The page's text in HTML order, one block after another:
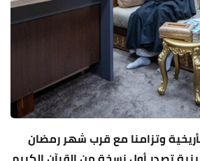
وتزامنا مع قرب شهر رمضان